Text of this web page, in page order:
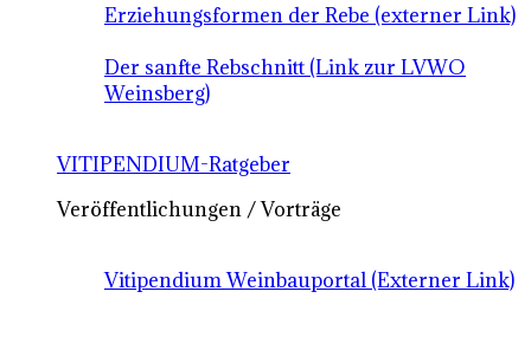
Erziehungsformen der Rebe (externer Link)
Der sanfte Rebschnitt (Link zur LVWO
Weinsberg)
VITIPENDIUM-Ratgeber
Veröffentlichungen / Vorträge
Vitipendium Weinbauportal (Externer Link)